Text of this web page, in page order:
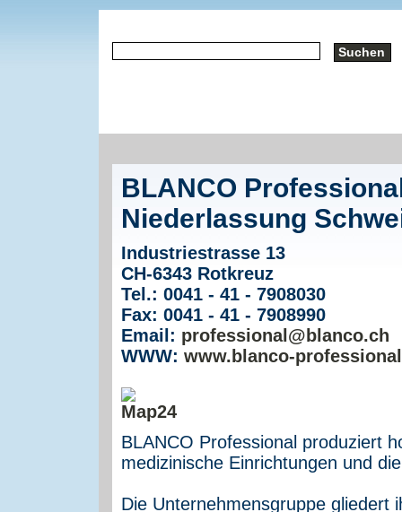
BLANCO
Niederlassung
Industriestrasse 13
CH-6343 Rotkreuz
Tel.: 0041 - 41 - 7908030
Fax: 0041 - 41 - 7908990
Email: professional@blanco.ch
WWW: www.blanco-
BLANCO Professional produziert
medizinische Einrichtungen und
Die Unternehmensgruppe gliedert